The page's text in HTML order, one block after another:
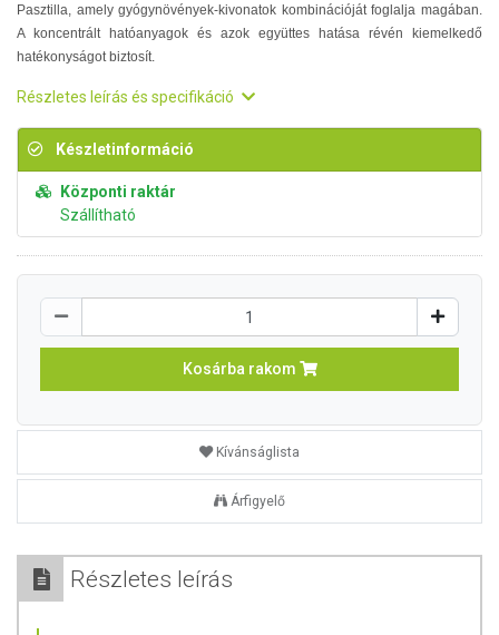
Pasztilla, amely gyógynövények-kivonatok kombinációját foglalja magában.
A koncentrált hatóanyagok és azok együttes hatása révén kiemelkedő
hatékonyságot biztosít.
Részletes leírás és specifikáció
Készletinformáció
Központi raktár
Szállítható
Kosárba rakom
Kívánságlista
Árfigyelő
Részletes leírás